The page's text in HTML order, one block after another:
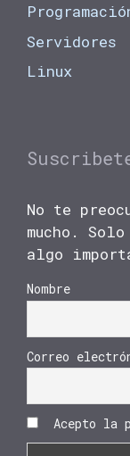
Servidores
Linux
No te
mucho.
algo
Nombre
Correo
Acepto la